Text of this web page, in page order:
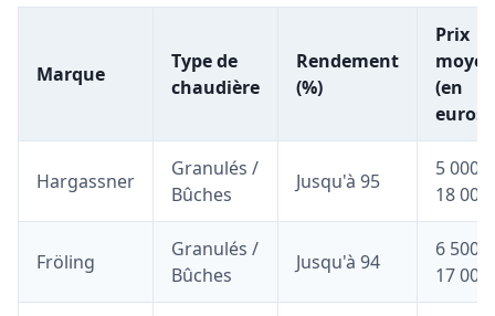
Marque
Type de
chaudière
Rendement
(%)
Prix
moyen
(en
euros)
Hargassner
Granulés /
Bûches
Jusqu'à 95
5 000 -
18 000
Fröling
Granulés /
Bûches
Jusqu'à 94
6 500 -
17 000